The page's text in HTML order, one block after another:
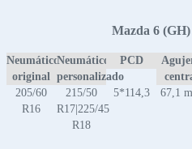
Mazda 6
Neumático
original
Neumático
personalizado
PCD
205/60
R16
215/50
R17|225/45
R18
5*114,3 67,1